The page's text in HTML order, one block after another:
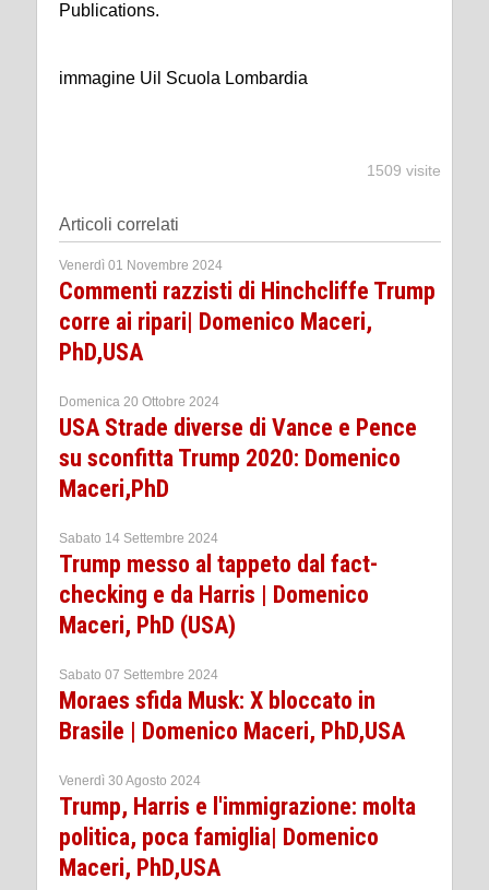
Publications.
immagine Uil Scuola Lombardia
1509 visite
Articoli correlati
Venerdì 01 Novembre 2024
Commenti razzisti di Hinchcliffe Trump
corre ai ripari| Domenico Maceri,
PhD,USA
Domenica 20 Ottobre 2024
USA Strade diverse di Vance e Pence
su sconfitta Trump 2020: Domenico
Maceri,PhD
Sabato 14 Settembre 2024
Trump messo al tappeto dal fact-
checking e da Harris | Domenico
Maceri, PhD (USA)
Sabato 07 Settembre 2024
Moraes sfida Musk: X bloccato in
Brasile | Domenico Maceri, PhD,USA
Venerdì 30 Agosto 2024
Trump, Harris e l'immigrazione: molta
politica, poca famiglia| Domenico
Maceri, PhD,USA